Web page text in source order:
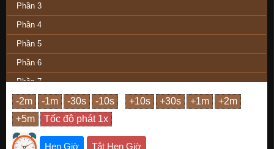
Phần 3
Phần 4
Phần 5
Phần 6
Phần 7
Phần 8
Phần Cuối
Hẹn Giờ Tắt Hẹn Giờ